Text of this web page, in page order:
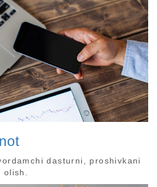
dasturni, proshivkani
olish.